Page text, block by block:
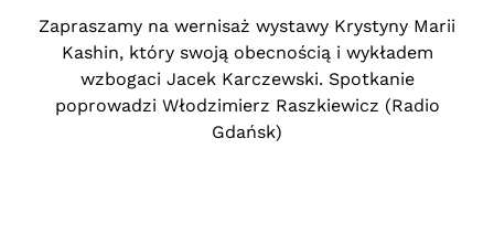
Zapraszamy na wernisaż wystawy Krystyny Marii
Kashin, który swoją obecnością i wykładem
wzbogaci Jacek Karczewski. Spotkanie
poprowadzi Włodzimierz Raszkiewicz (Radio
Gdańsk)